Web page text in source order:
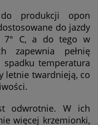
do produkcji opon
do jazdy
7° C, a do tego w
zapewnia pełnię
temperatura
letnie twardnieją, co
odwrotnie. W ich
więcej krzemionki,